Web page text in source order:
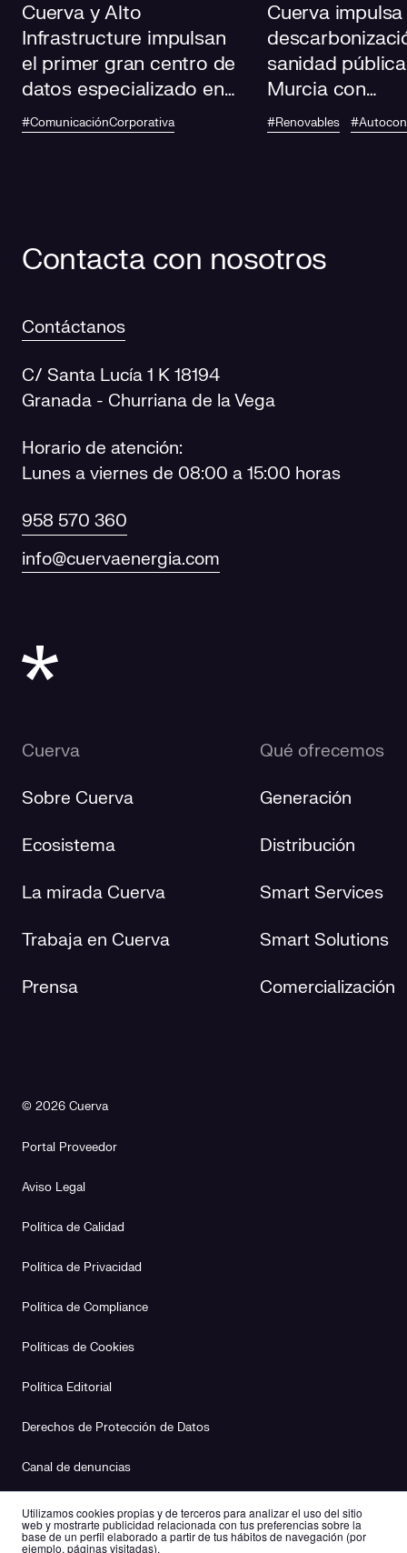
Utilizamos cookies propias y de terceros para analizar el uso del sitio
web y mostrarte publicidad relacionada con tus preferencias sobre la
base de un perfil elaborado a partir de tus hábitos de navegación (por
ejemplo, páginas visitadas).
Cuerva y Alto
Infrastructure impulsan
el primer gran centro de
datos especializado en
IA de Andalucía
#ComunicaciónCorporativa
Cuerva
sanidad
Murcia con
autoconsumo
fotovoltaico en
#Renovables
Contacta con nosotros
Contáctanos
C/ Santa Lucía 1 K 18194
Granada - Churriana de la Vega
Horario de atención:
Lunes a viernes de 08:00 a 15:00 horas
958 570 360
info@cuervaenergia.com
Cuerva
Sobre Cuerva
Ecosistema
La mirada Cuerva
Trabaja en Cuerva
Prensa
Qué ofrecemos
Generación
Distribución
Smart Services
Smart Solutions
Comercialización
© 2026 Cuerva
Portal Proveedor
Aviso Legal
Política de Calidad
Política de Privacidad
Política de Compliance
Políticas de Cookies
Política Editorial
Derechos de Protección de Datos
Canal de denuncias
Plan de Igualdad